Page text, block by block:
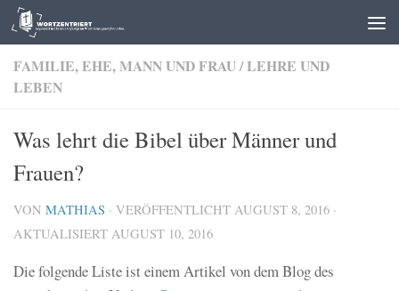
Zum Inhalt springen
FAMILIE, EHE, MANN UND FRAU/LEHRE UND
LEBEN
Was lehrt die Bibel über Männer und
Frauen?
VON MATHIAS · VERÖFFENTLICHT AUGUST 8, 2016 ·
AKTUALISIERT AUGUST 10, 2016
Die folgende Liste ist einem Artikel von dem Blog des